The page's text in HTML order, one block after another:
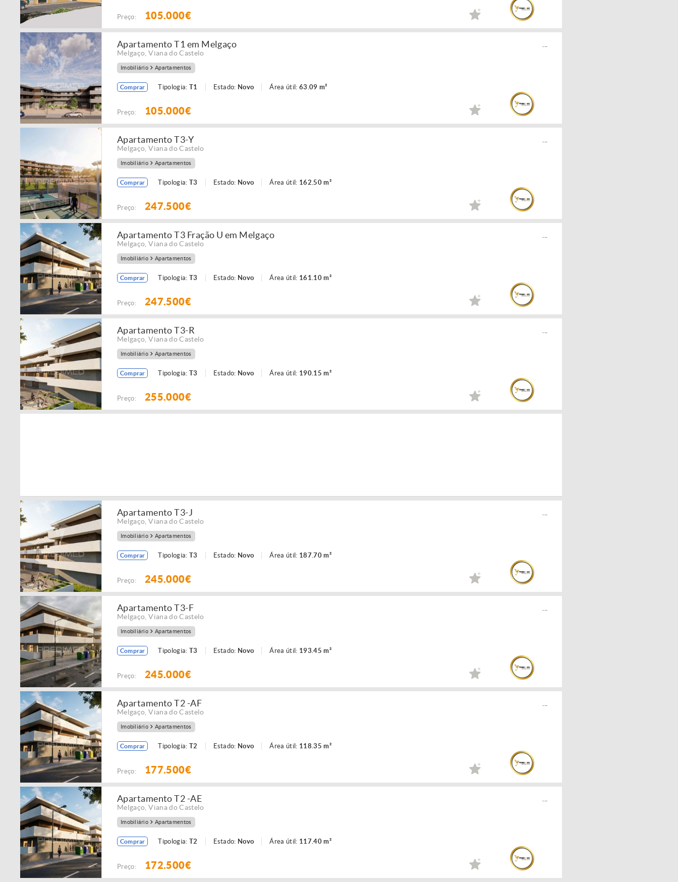
Preço: 105.000€
Apartamento T1 em Melgaço
Melgaço ,Viana do Castelo
Imobiliário Apartamentos
Comprar Tipologia: T1 Estado: Novo Área útil: 63.09 m²
Preço: 105.000€
Apartamento T3-Y
Melgaço ,Viana do Castelo
Imobiliário Apartamentos
Comprar Tipologia: T3 Estado: Novo Área útil: 162.50 m²
Preço: 247.500€
Apartamento T3 Fração U em Melgaço
Melgaço ,Viana do Castelo
Imobiliário Apartamentos
Comprar Tipologia: T3 Estado: Novo Área útil: 161.10 m²
Preço: 247.500€
Apartamento T3-R
Melgaço ,Viana do Castelo
Imobiliário Apartamentos
Comprar Tipologia: T3 Estado: Novo Área útil: 190.15 m²
Preço: 255.000€
Apartamento T3-J
Melgaço ,Viana do Castelo
Imobiliário Apartamentos
Comprar Tipologia: T3 Estado: Novo Área útil: 187.70 m²
Preço: 245.000€
Apartamento T3-F
Melgaço ,Viana do Castelo
Imobiliário Apartamentos
Comprar Tipologia: T3 Estado: Novo Área útil: 193.45 m²
Preço: 245.000€
Apartamento T2 -AF
Melgaço ,Viana do Castelo
Imobiliário Apartamentos
Comprar Tipologia: T2 Estado: Novo Área útil: 118.35 m²
Preço: 177.500€
Apartamento T2 -AE
Melgaço ,Viana do Castelo
Imobiliário Apartamentos
Comprar Tipologia: T2 Estado: Novo Área útil: 117.40 m²
Preço: 172.500€